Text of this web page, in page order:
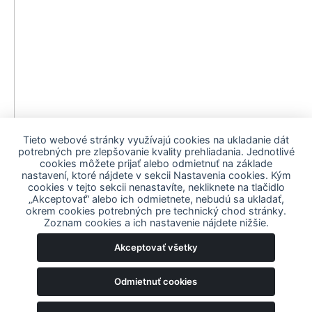
Označenie
M67
Klasifikácia
ONU č.
0171
Skupina
1.2 G
NOC
1315-33-002-2006
Case
M14
Ochrana osobných údajov
Tieto webové stránky využívajú cookies na ukladanie dát
potrebných pre zlepšovanie kvality prehliadania. Jednotlivé
cookies môžete prijať alebo odmietnuť na základe
nastavení, ktoré nájdete v sekcii Nastavenia cookies. Kým
cookies v tejto sekcii nenastavíte, nekliknete na tlačidlo
„Akceptovať“ alebo ich odmietnete, nebudú sa ukladať,
okrem cookies potrebných pre technický chod stránky.
Zoznam cookies a ich nastavenie nájdete nižšie.
Akceptovať všetky
Odmietnuť cookies